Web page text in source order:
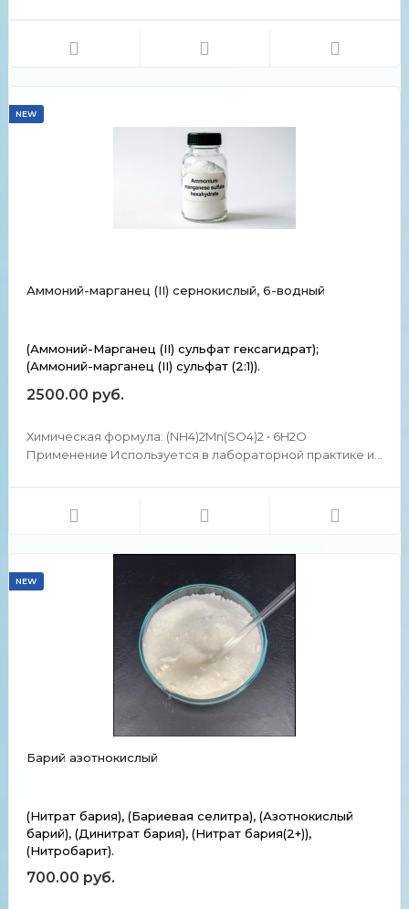
Хромат аммония (II) образует жёлтые кристаллы
NEW
Аммоний-марганец (II) сернокислый, 6-водный
(Аммоний-Марганец (II) сульфат гексагидрат);
(Аммоний-марганец (II) сульфат (2:1)).
2500.00 руб.
Химическая формула: (NH4)2Mn(SO4)2 • 6H2O
Применение Используется в лабораторной практике и
NEW
Барий азотнокислый
(Нитрат бария), (Бариевая селитра), (Азотнокислый
барий), (Динитрат бария), (Нитрат бария(2+)),
(Нитробарит).
700.00 руб.